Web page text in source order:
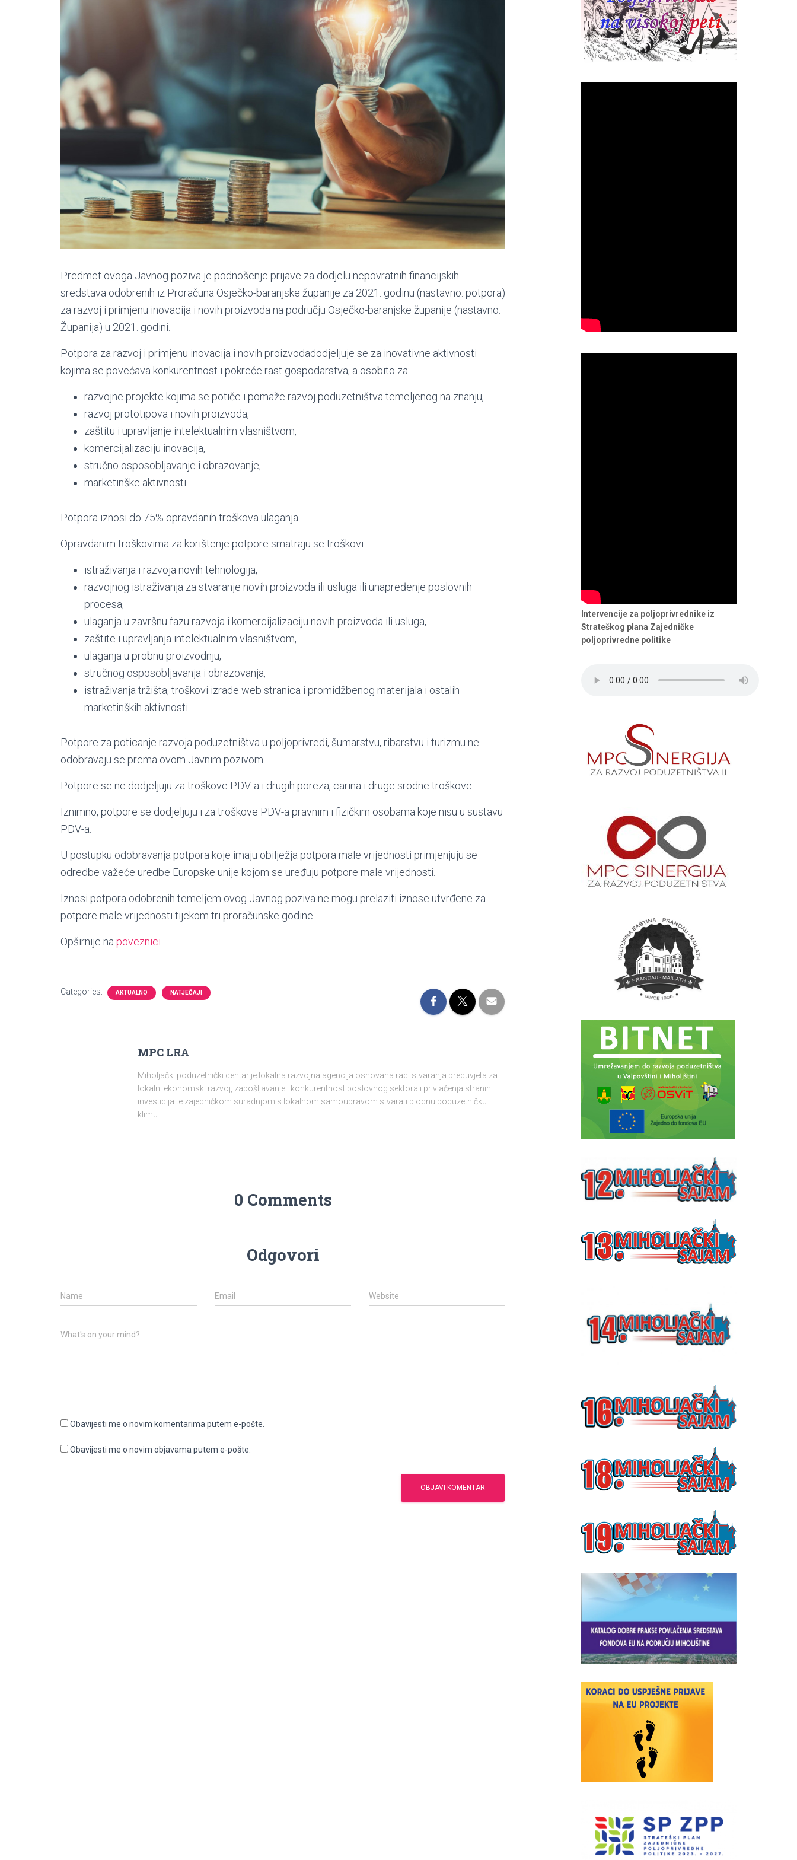
Predmet ovoga Javnog poziva je podnošenje prijave za dodjelu nepovratnih financijskih
sredstava odobrenih iz Proračuna Osječko-baranjske županije za 2021. godinu (nastavno: potpora)
za razvoj i primjenu inovacija i novih proizvoda na području Osječko-baranjske županije (nastavno:
Županija) u 2021. godini.
Potpora za razvoj i primjenu inovacija i novih proizvodadodjeljuje se za inovativne aktivnosti
kojima se povećava konkurentnost i pokreće rast gospodarstva, a osobito za:
razvojne projekte kojima se potiče i pomaže razvoj poduzetništva temeljenog na znanju,
razvoj prototipova i novih proizvoda,
zaštitu i upravljanje intelektualnim vlasništvom,
komercijalizaciju inovacija,
stručno osposobljavanje i obrazovanje,
marketinške aktivnosti.
Potpora iznosi do 75% opravdanih troškova ulaganja.
Opravdanim troškovima za korištenje potpore smatraju se troškovi:
istraživanja i razvoja novih tehnologija,
razvojnog istraživanja za stvaranje novih proizvoda ili usluga ili unapređenje poslovnih
procesa,
ulaganja u završnu fazu razvoja i komercijalizaciju novih proizvoda ili usluga,
zaštite i upravljanja intelektualnim vlasništvom,
ulaganja u probnu proizvodnju,
stručnog osposobljavanja i obrazovanja,
istraživanja tržišta, troškovi izrade web stranica i promidžbenog materijala i ostalih
marketinških aktivnosti.
Potpore za poticanje razvoja poduzetništva u poljoprivredi, šumarstvu, ribarstvu i turizmu ne
odobravaju se prema ovom Javnim pozivom.
Potpore se ne dodjeljuju za troškove PDV-a i drugih poreza, carina i druge srodne troškove.
Iznimno, potpore se dodjeljuju i za troškove PDV-a pravnim i fizičkim osobama koje nisu u sustavu
PDV-a.
U postupku odobravanja potpora koje imaju obilježja potpora male vrijednosti primjenjuju se
odredbe važeće uredbe Europske unije kojom se uređuju potpore male vrijednosti.
Iznosi potpora odobrenih temeljem ovog Javnog poziva ne mogu prelaziti iznose utvrđene za
potpore male vrijednosti tijekom tri proračunske godine.
Opširnije na poveznici
Categories: AKTUALNO NATJEČAJI
MPC LRA
Miholjački poduzetnički centar je lokalna razvojna agencija osnovana radi stvaranja preduvjeta za
lokalni ekonomski razvoj, zapošljavanje i konkurentnost poslovnog sektora i privlačenja stranih
investicija te zajedničkom suradnjom s lokalnom samoupravom stvarati plodnu poduzetničku
klimu.
0 Comments
Odgovori
Name Email Website
What's on your mind?
Obavijesti me o novim komentarima putem e-pošte.
Obavijesti me o novim objavama putem e-pošte.
Intervencije za poljoprivrednike iz
Strateškog plana Zajedničke
poljoprivredne politike